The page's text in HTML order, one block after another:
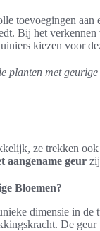
toevoegingen aan
Bij het
kiezen voor
planten met
ze trekken
aangename geur
Bloemen?
dimensie in de
De